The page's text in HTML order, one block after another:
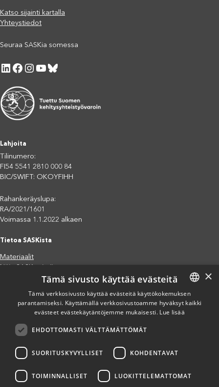
Katso sijainti kartalla
Yhteystiedot
Seuraa SASKia somessa
LinkedIn Facebook Instagram YouTube Bluesky
Lahjoita
Tilinumero:
FI54 5541 2810 000 84
BIC/SWIFT: OKOYFIHH
Rahankeräyslupa:
RA/2021/1601
Voimassa 1.1.2022 alkaen
Tietoa SASKista
Materiaalit
Jäsenjärjestöt
Saavutettavuusseloste
Tietosuojaseloste
Eettiset periaatteet (pdf)
Lahjoita
Osallistu
Liity kannatusjäseneksi
Ilmoita väärinkäytösepäilystä
FINNISH
×
Tämä sivusto käyttää evästeitä
Tämä verkkosivusto käyttää evästeitä käyttökokemuksen
parantamiseksi. Käyttämällä verkkosivustoamme hyväksyt kaikki
evästeet evästekäytäntöjemme mukaisesti. Lue lisää
EHDOTTOMASTI VÄLTTÄMÄTTÖMÄT
SUORITUSKYVYLLISET KOHDENTAVAT
TOIMINNALLISET LUOKITTELEMATTOMAT